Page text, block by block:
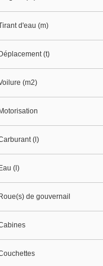
d'eau (m)
(t)
(m2)
(l)
(l)
de gouvernail